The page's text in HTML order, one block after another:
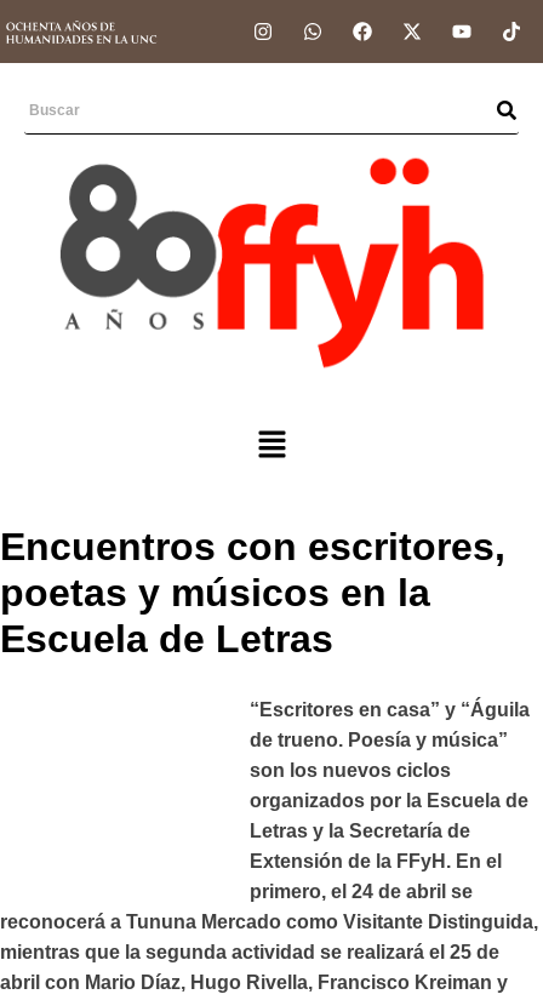
Encuentros con escritores,
poetas y músicos en la
Escuela de Letras
“Escritores en casa” y “Águila
de trueno. Poesía y música”
son los nuevos ciclos
organizados por la Escuela de
Letras y la Secretaría de
Extensión de la FFyH. En el
primero, el 24 de abril se
reconocerá a Tununa Mercado como Visitante Distinguida,
mientras que la segunda actividad se realizará el 25 de
abril con Mario Díaz, Hugo Rivella, Francisco Kreiman y